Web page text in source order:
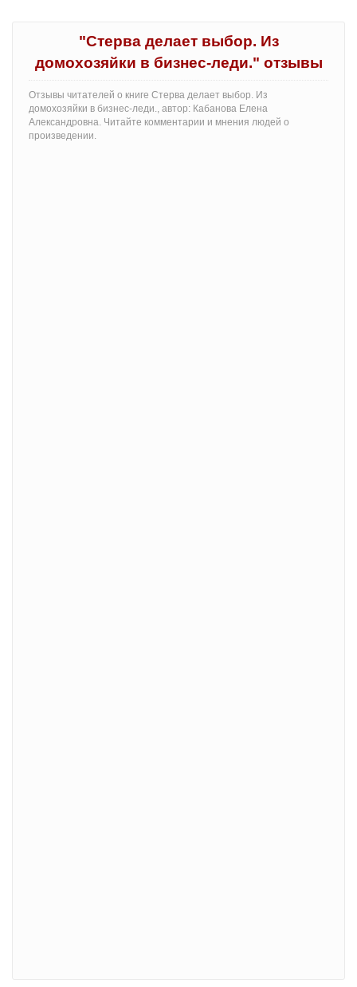
"Стерва делает выбор. Из
домохозяйки в бизнес-леди." отзывы
Отзывы читателей о книге Стерва делает выбор. Из
домохозяйки в бизнес-леди., автор: Кабанова Елена
Александровна. Читайте комментарии и мнения людей о
произведении.